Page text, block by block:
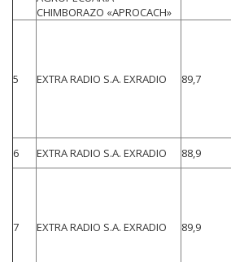
CHIMBORAZO «APROCACH»
5 EXTRA RADIO S.A. EXRADIO 89,7
6 EXTRA RADIO S.A. EXRADIO 88,9
7 EXTRA RADIO S.A. EXRADIO 89,9